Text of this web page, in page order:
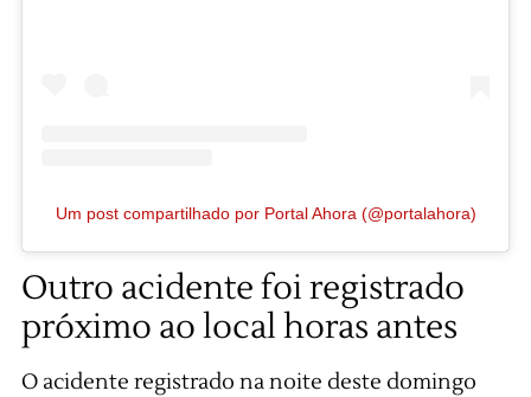
Um post compartilhado por Portal Ahora (@portalahora)
Outro acidente foi registrado
próximo ao local horas antes
O acidente registrado na noite deste domingo